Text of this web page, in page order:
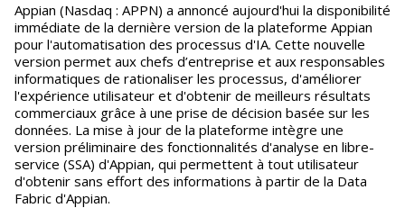
Appian (Nasdaq : APPN) a annoncé aujourd'hui la disponibilité
immédiate de la dernière version de la plateforme Appian
pour l'automatisation des processus d'IA. Cette nouvelle
version permet aux chefs d’entreprise et aux responsables
informatiques de rationaliser les processus, d'améliorer
l'expérience utilisateur et d'obtenir de meilleurs résultats
commerciaux grâce à une prise de décision basée sur les
données. La mise à jour de la plateforme intègre une
version préliminaire des fonctionnalités d'analyse en libre-
service (SSA) d'Appian, qui permettent à tout utilisateur
d'obtenir sans effort des informations à partir de la Data
Fabric d'Appian.